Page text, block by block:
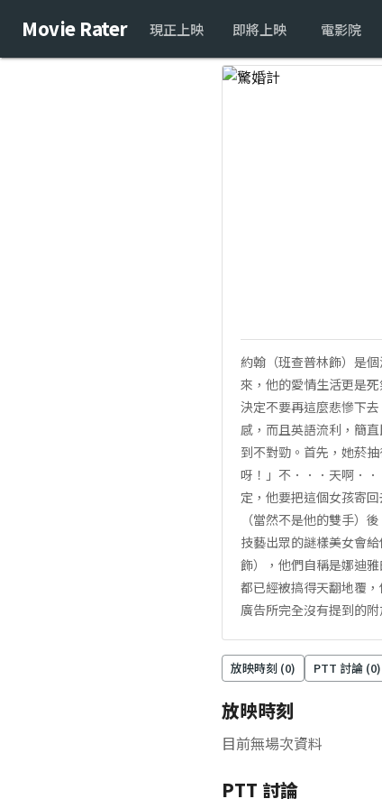
Movie Rater 現正上映 即將上映 電影院
約翰（班查普林飾）是
來，他的愛情生活更是
決定不要再這麼悲慘下
感，而且英語流利，簡
到不對勁。首先，她菸
呀！」不．．．天啊．
定，他要把這個女孩寄
（當然不是他的雙手）
技藝出眾的謎樣美女會
飾），他們自稱是娜迪
都已經被搞得天翻地覆
廣告所完全沒有提到的
放映時刻 (0) PTT 討論 (0)
放映時刻
目前無場次資料
PTT 討論